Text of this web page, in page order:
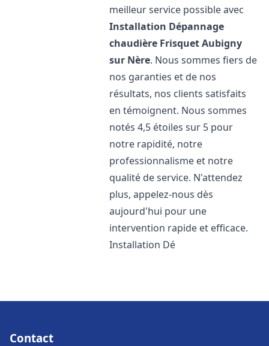
meilleur service possible avec
Installation Dépannage
chaudière FrisquetAubigny
sur Nère. Nous sommes fiers de
nos garanties et de nos
résultats, nos clients satisfaits
en témoignent. Nous sommes
notés 4,5 étoiles sur 5 pour
notre rapidité, notre
professionnalisme et notre
qualité de service. N'attendez
plus, appelez-nous dès
aujourd'hui pour une
intervention rapide et efficace.
Installation Dé
Contact